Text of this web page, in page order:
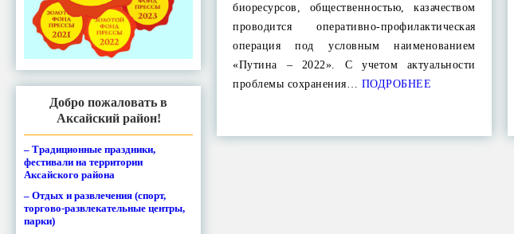
Добро пожаловать в
Аксайский район!
– Традиционные праздники,
фестивали на территории
Аксайского района
– Отдых и развлечения (спорт,
торгово-развлекательные центры,
парки)
биоресурсов, общественностью, казачеством
проводится оперативно-профилактическая
операция под условным наименованием
«Путина – 2022». С учетом актуальности
проблемы сохранения… ПОДРОБНЕЕ